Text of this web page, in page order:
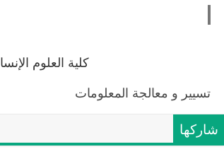
كلية العلوم
تسيير و معالجة المعلومات
شاركها